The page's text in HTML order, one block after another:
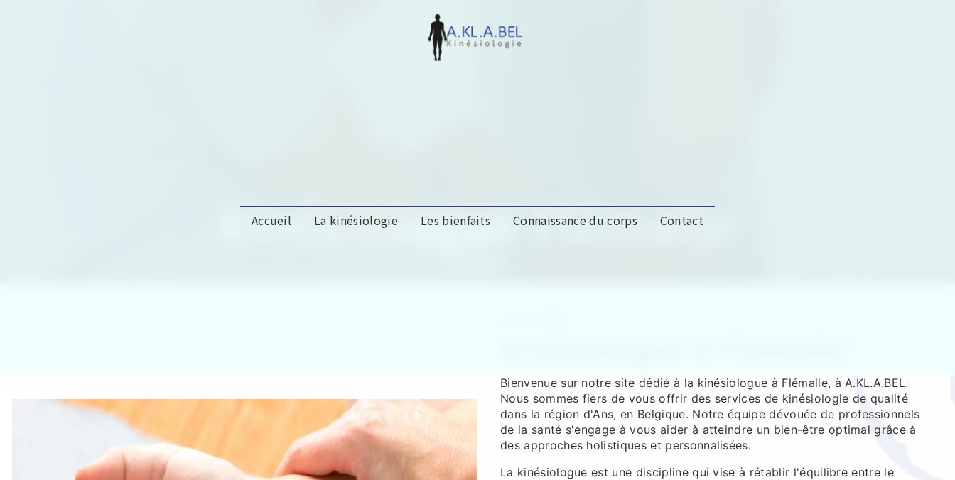
Accueil La kinésiologie Les bienfaits Connaissance du corps Contact
kinésiologue Flémalle
Bienvenue sur notre site dédié à la kinésiologue à Flémalle, à A.KL.A.BEL.
Nous sommes fiers de vous offrir des services de kinésiologie de qualité
dans la région d'Ans, en Belgique. Notre équipe dévouée de professionnels
de la santé s'engage à vous aider à atteindre un bien-être optimal grâce à
des approches holistiques et personnalisées.
La kinésiologue est une discipline qui vise à rétablir l'équilibre entre le